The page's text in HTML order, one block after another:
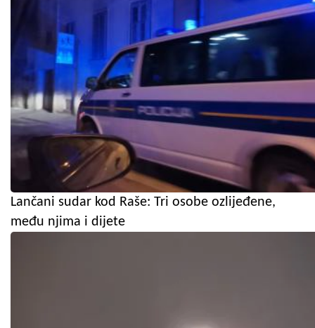
Lančani sudar kod Raše: Tri osobe ozlijeđene,
među njima i dijete